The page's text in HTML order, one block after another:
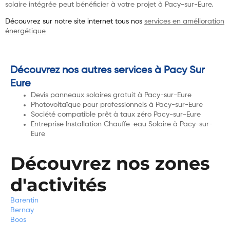
solaire intégrée peut bénéficier à votre projet à Pacy-sur-Eure.
Découvrez sur notre site internet tous nos services en amélioration
énergétique
Découvrez nos autres services à Pacy Sur
Eure
Devis panneaux solaires gratuit à Pacy-sur-Eure
Photovoltaïque pour professionnels à Pacy-sur-Eure
Société compatible prêt à taux zéro Pacy-sur-Eure
Entreprise Installation Chauffe-eau Solaire à Pacy-sur-
Eure
Découvrez nos zones
d'activités
Barentin
Bernay
Boos